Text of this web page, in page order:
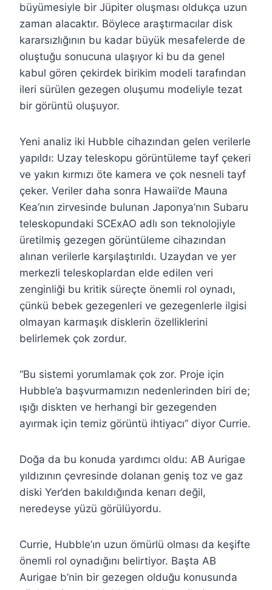
büyümesiyle bir Jüpiter oluşması oldukça uzun
zaman alacaktır. Böylece araştırmacılar disk
kararsızlığının bu kadar büyük mesafelerde de
oluştuğu sonucuna ulaşıyor ki bu da genel
kabul gören çekirdek birikim modeli tarafından
ileri sürülen gezegen oluşumu modeliyle tezat
bir görüntü oluşuyor.
Yeni analiz iki Hubble cihazından gelen verilerle
yapıldı: Uzay teleskopu görüntüleme tayf çekeri
ve yakın kırmızı öte kamera ve çok nesneli tayf
çeker. Veriler daha sonra Hawaii’de Mauna
Kea’nın zirvesinde bulunan Japonya’nın Subaru
teleskopundaki SCExAO adlı son teknolojiyle
üretilmiş gezegen görüntüleme cihazından
alınan verilerle karşılaştırıldı. Uzaydan ve yer
merkezli teleskoplardan elde edilen veri
zenginliği bu kritik süreçte önemli rol oynadı,
çünkü bebek gezegenleri ve gezegenlerle ilgisi
olmayan karmaşık disklerin özelliklerini
belirlemek çok zordur.
“Bu sistemi yorumlamak çok zor. Proje için
Hubble’a başvurmamızın nedenlerinden biri de;
ışığı diskten ve herhangi bir gezegenden
ayırmak için temiz görüntü ihtiyacı” diyor Currie.
Doğa da bu konuda yardımcı oldu: AB Aurigae
yıldızının çevresinde dolanan geniş toz ve gaz
diski Yer’den bakıldığında kenarı değil,
neredeyse yüzü görülüyordu.
Currie, Hubble’ın uzun ömürlü olması da keşifte
önemli rol oynadığını belirtiyor. Başta AB
Aurigae b’nin bir gezegen olduğu konusunda